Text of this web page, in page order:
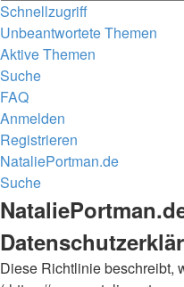
Schnellzugriff
Unbeantwortete Themen
Aktive Themen
Suche
FAQ
Anmelden
Registrieren
NataliePortman.de
Suche
Diese Richtlinie beschreibt,